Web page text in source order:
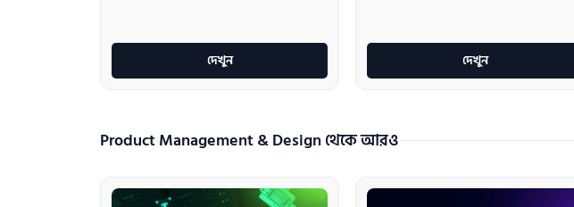
দেখুন দেখুন
Product Management & Design থেকে আরও